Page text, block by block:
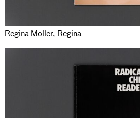
Regina Möller, Regina